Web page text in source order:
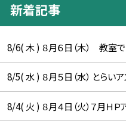
新着記事
8/6( 木 ) ８月６日（木） 教室では
8/5( 水 ) ８月５日（水） とらい
8/4( 火 ) ８月４日（火）７月ＨＰ